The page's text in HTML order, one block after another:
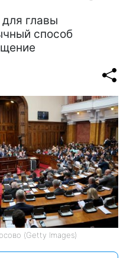
главы
способ
(Getty Images)